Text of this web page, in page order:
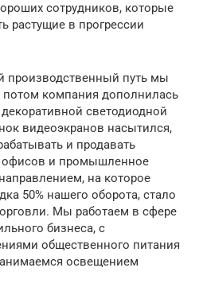
сотрудников, которые
растущие в прогрессии
производственный путь мы
потом компания дополнилась
светодиодной
видеоэкранов насытился,
и продавать
офисов и промышленное
на которое
50% нашего оборота, стало
Мы работаем в сфере
бизнеса, с
общественного питания
освещением